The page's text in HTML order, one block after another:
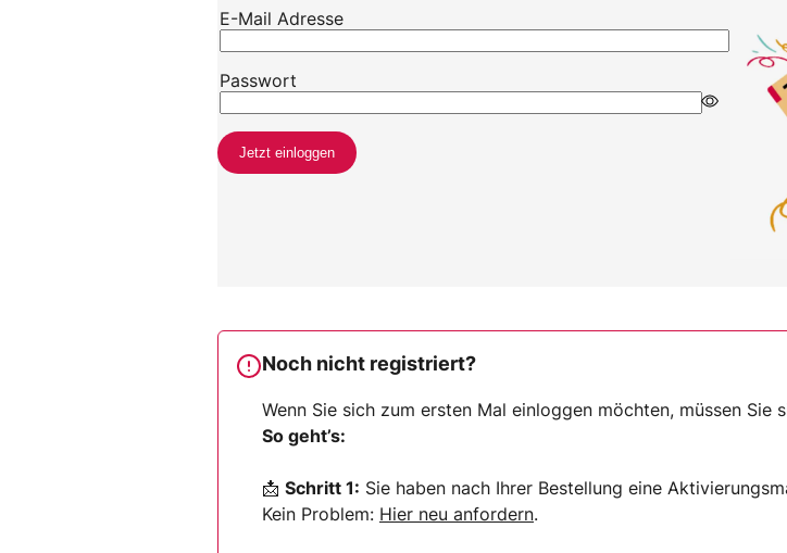
Noch nicht registriert?
Wenn Sie sich zum ersten Mal einloggen möchten, müssen Sie
So geht’s:
📩 Schritt 1: Sie haben nach Ihrer Bestellung eine
Kein Problem: Hier neu anfordern.